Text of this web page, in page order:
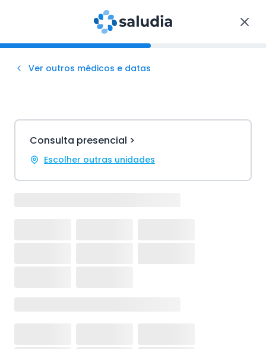
Ver outros médicos e datas
Consulta presencial >
Escolher outras unidades